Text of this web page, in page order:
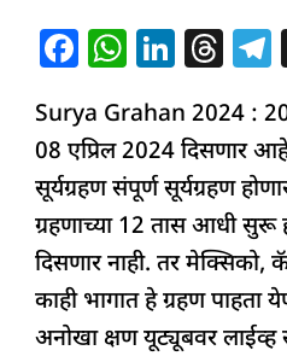
F
c
e
b
o
o
k
W
at
s
A
p
p
Li
k
e
dI
n
T
re
a
d
s
Surya Grahan 2024 :
08 एप्रिल 2024 दिसणार
सूर्यग्रहण संपूर्ण सूर्यग्रहण
ग्रहणाच्या 12 तास आधी सुरू
दिसणार नाही. तर
काही भागात हे ग्रहण पाहता
अनोखा क्षण यूट्यूबवर लाईव्ह